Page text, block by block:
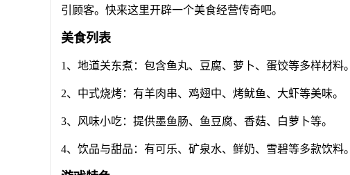
引顾客。快来这里开辟一个美食经营传奇吧。
美食列表
1、地道关东煮：包含鱼丸、豆腐、萝卜、蛋饺等多样材料。
2、中式烧烤：有羊肉串、鸡翅中、烤鱿鱼、大虾等美味。
3、风味小吃：提供墨鱼肠、鱼豆腐、香菇、白萝卜等。
4、饮品与甜品：有可乐、矿泉水、鲜奶、雪碧等多款饮料。